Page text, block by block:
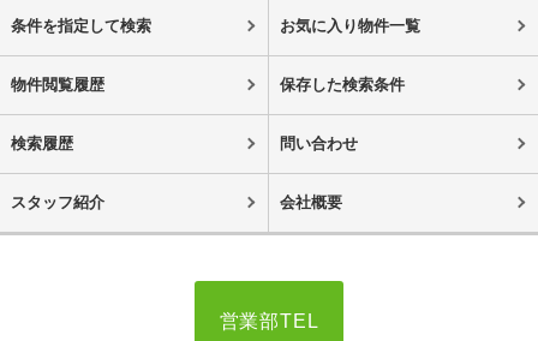
条件を指定して検索 お気に入り物件一覧
物件閲覧履歴 保存した検索条件
検索履歴 問い合わせ
スタッフ紹介 会社概要
営業部TEL